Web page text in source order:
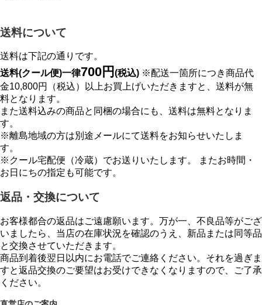
送料について
送料は下記の通りです。
送料(クール便)一律700円 (税込) ※配送一箇所につき商品代
金10,800円（税込）以上お買上げいただきますと、送料が無
料となります。
また送料込みの商品と同梱の場合にも、送料は無料となりま
す。
※離島地域の方は別途メールにて送料をお知らせいたしま
す。
※クール宅配便（冷蔵）でお送りいたします。 またお時間・
お日にちの指定も可能です。
返品・交換について
お客様都合の返品はご遠慮願います。万が一、不良品等がござ
いましたら、当店の在庫状況を確認のうえ、新品または同等品
と交換させていただきます。
商品到着後翌日以内にお電話でご連絡ください。それを過ぎま
すと返品交換のご要望はお受けできなくなりますので、ご了承
ください。